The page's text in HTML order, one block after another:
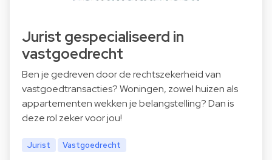
Jurist gespecialiseerd in
vastgoedrecht
Ben je gedreven door de rechtszekerheid van
vastgoedtransacties? Woningen, zowel huizen als
appartementen wekken je belangstelling? Dan is
deze rol zeker voor jou!
Jurist Vastgoedrecht